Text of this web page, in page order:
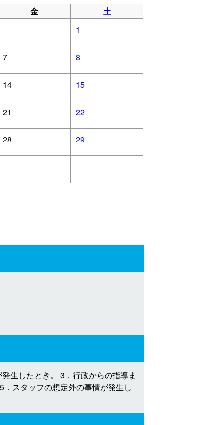
金
土
1
7 8
14 15
21 22
28 29
生したとき。 3．行政からの指導ま
スタッフの想定外の事情が発生し